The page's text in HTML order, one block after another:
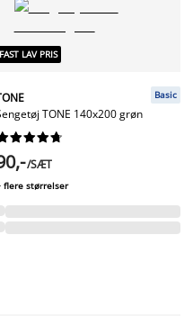
FAST LAV PRIS
TONE 140x200 grøn
Basic





/SÆT
flere størrelser